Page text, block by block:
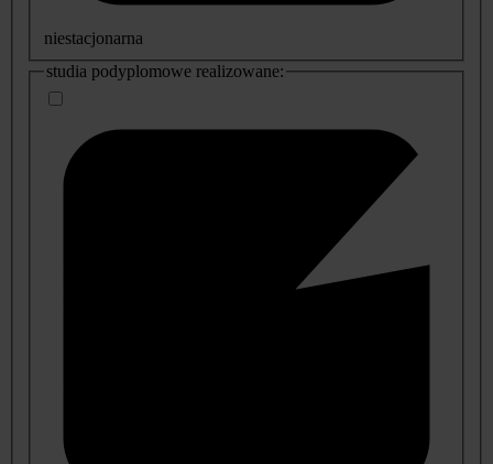
niestacjonarna
studia podyplomowe realizowane: